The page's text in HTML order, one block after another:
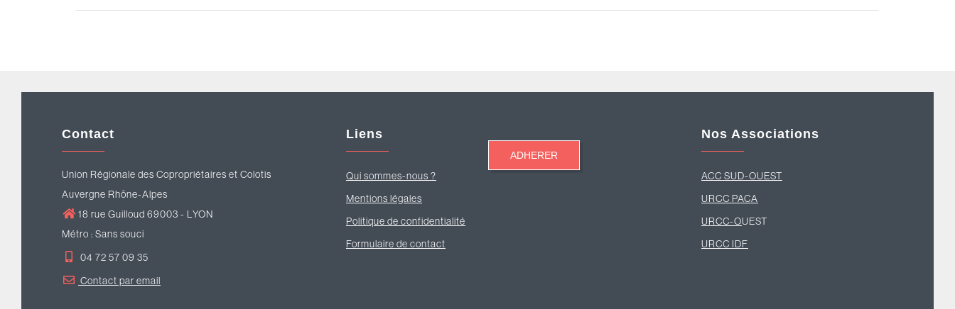
Contact
Union Régionale des Copropriétaires et Colotis
Auvergne Rhône-Alpes
18 rue Guilloud 69003 - LYON
Métro : Sans souci
04 72 57 09 35
Contact par email
Liens
Qui sommes-nous ?
Mentions légales
Politique de confidentialité
Formulaire de contact
Nos Associations
ACC SUD-OUEST
URCC PACA
URCC-OUEST
URCC IDF